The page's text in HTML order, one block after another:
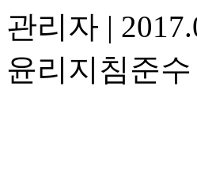
관리자 |
윤리지침준수